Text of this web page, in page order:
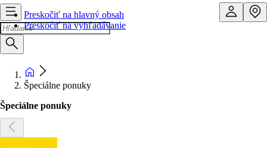
Preskočiť na hlavný obsah
Preskočiť na vyhľadávanie
Špeciálne ponuky
Špeciálne ponuky